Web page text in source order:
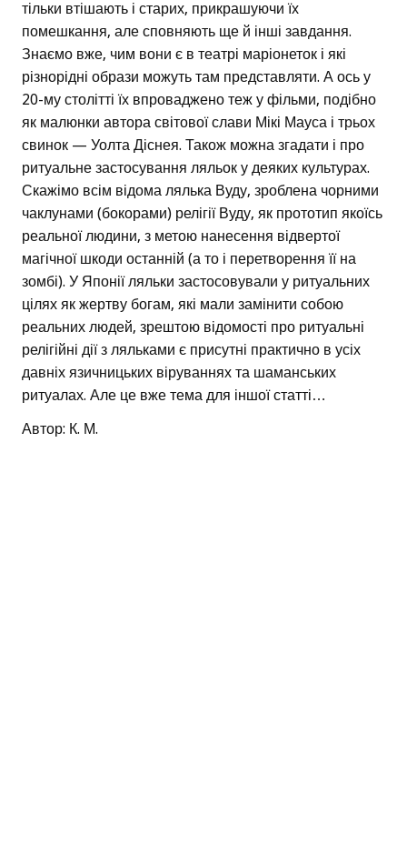
тільки втішають і старих, прикрашуючи їх
помешкання, але сповняють ще й інші завдання.
Знаємо вже, чим вони є в театрі маріонеток і які
різнорідні образи можуть там представляти. А ось у
20-му столітті їх впроваджено теж у фільми, подібно
як малюнки автора світової слави Мікі Мауса і трьох
свинок — Уолта Діснея. Також можна згадати і про
ритуальне застосування ляльок у деяких культурах.
Скажімо всім відома лялька Вуду, зроблена чорними
чаклунами (бокорами) релігії Вуду, як прототип якоїсь
реальної людини, з метою нанесення відвертої
магічної шкоди останній (а то і перетворення її на
зомбі). У Японії ляльки застосовували у ритуальних
цілях як жертву богам, які мали замінити собою
реальних людей, зрештою відомості про ритуальні
релігійні дії з ляльками є присутні практично в усіх
давніх язичницьких віруваннях та шаманських
ритуалах. Але це вже тема для іншої статті…
Автор: К. М.